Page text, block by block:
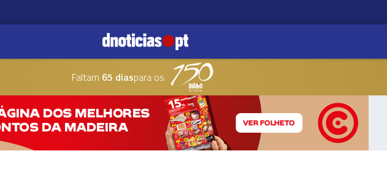
Faltam 65 diaspara os